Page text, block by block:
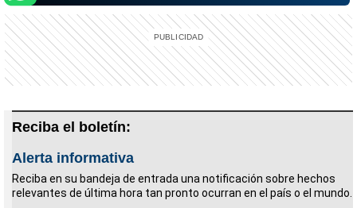
Reciba el boletín:
Alerta informativa
Reciba en su bandeja de entrada una notificación sobre hechos
relevantes de última hora tan pronto ocurran en el país o el mundo.